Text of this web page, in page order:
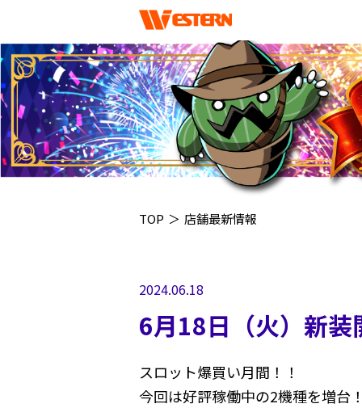
TOP ＞ 店舗最新情報
2024.06.18
6月18日（火）新装
スロット爆買い月間！！
今回は好評稼働中の2機種を増台